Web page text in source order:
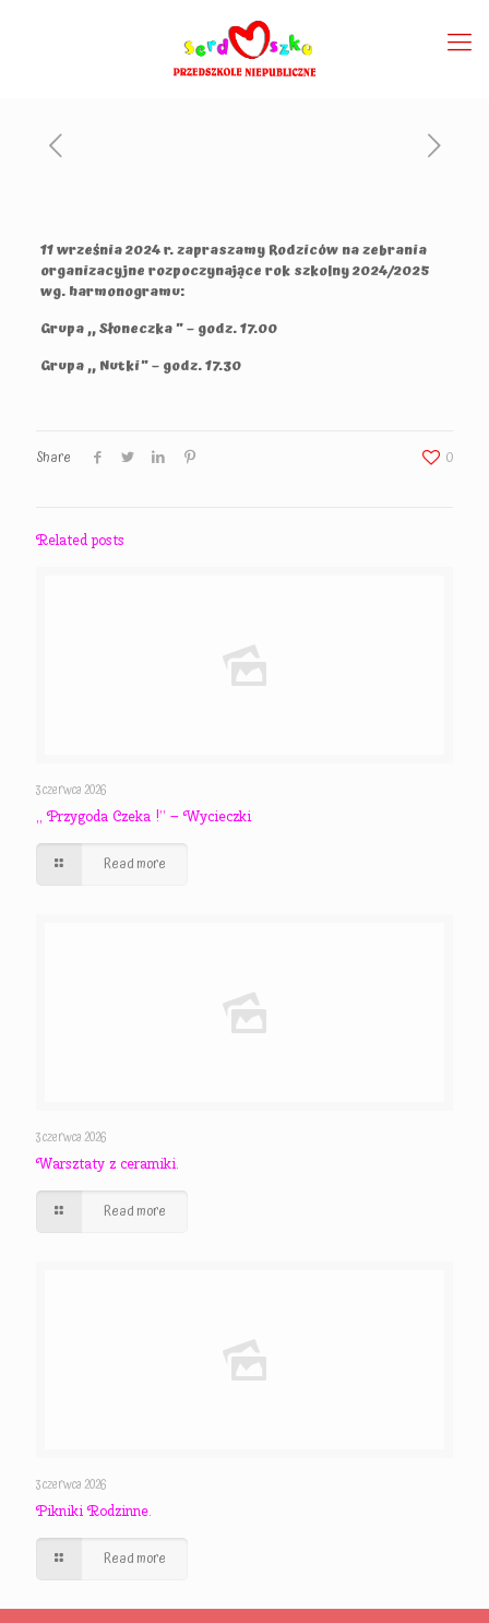
11 września 2024 r. zapraszamy Rodziców na zebrania
organizacyjne rozpoczynające rok szkolny 2024/2025
wg. harmonogramu:
Grupa ,, Słoneczka ” – godz. 17.00
Grupa ,, Nutki” – godz. 17.30
Share 0
Related posts
3 czerwca 2026
,, Przygoda Czeka !” – Wycieczki
Read more
3 czerwca 2026
Warsztaty z ceramiki.
Read more
3 czerwca 2026
Pikniki Rodzinne.
Read more